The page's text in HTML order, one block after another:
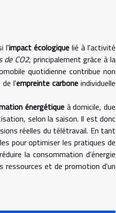
l'impact écologique lié à l'activité
de CO2, principalement grâce à la
quotidienne contribue non
de l'empreinte carbone individuelle
énergétiqueà domicile, due
selon la saison. Il est donc
réelles du télétravail. En tant
pour optimiser les pratiques de
la consommation d'énergie
ressources et de promotion d'un